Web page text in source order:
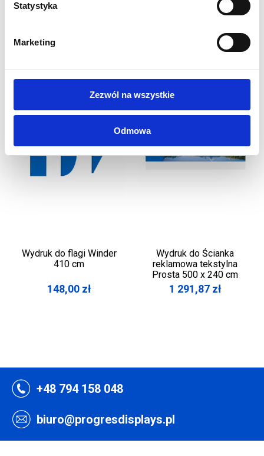
Statystyka
Marketing
Zezwól na wszystkie
Odmowa
RÓWNIEŻ
Wydruk do flagi Winder
410 cm
148,00 zł
Wydruk do Ścianka
reklamowa tekstylna
Prosta 500 x 240 cm
1 291,87 zł
+48 794 158 048
biuro@progresdisplays.pl